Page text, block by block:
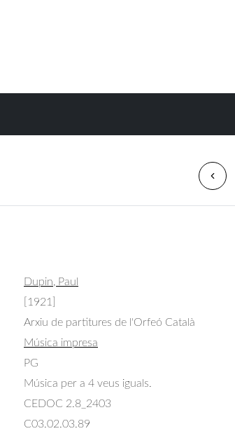
Dupin, Paul
[1921]
Arxiu de partitures de l'Orfeó Català
Música impresa
PG
Música per a 4 veus iguals.
CEDOC 2.8_2403
C03.02.03.89